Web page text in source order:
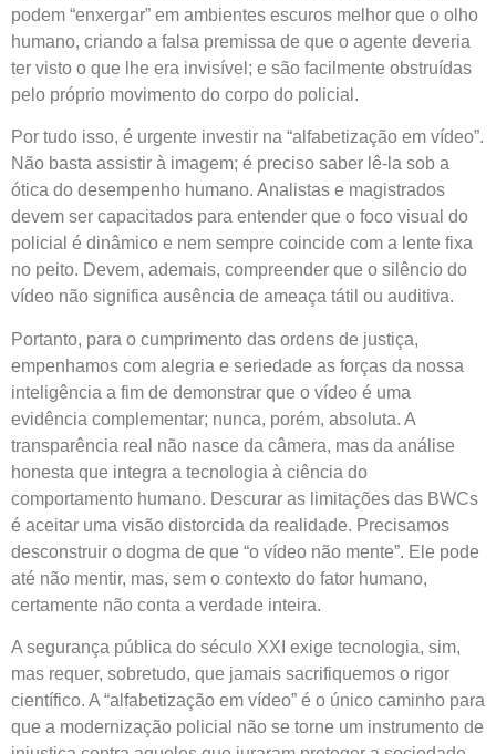
podem “enxergar” em ambientes escuros melhor que o olho
humano, criando a falsa premissa de que o agente deveria
ter visto o que lhe era invisível; e são facilmente obstruídas
pelo próprio movimento do corpo do policial.
Por tudo isso, é urgente investir na “alfabetização em vídeo”.
Não basta assistir à imagem; é preciso saber lê-la sob a
ótica do desempenho humano. Analistas e magistrados
devem ser capacitados para entender que o foco visual do
policial é dinâmico e nem sempre coincide com a lente fixa
no peito. Devem, ademais, compreender que o silêncio do
vídeo não significa ausência de ameaça tátil ou auditiva.
Portanto, para o cumprimento das ordens de justiça,
empenhamos com alegria e seriedade as forças da nossa
inteligência a fim de demonstrar que o vídeo é uma
evidência complementar; nunca, porém, absoluta. A
transparência real não nasce da câmera, mas da análise
honesta que integra a tecnologia à ciência do
comportamento humano. Descurar as limitações das BWCs
é aceitar uma visão distorcida da realidade. Precisamos
desconstruir o dogma de que “o vídeo não mente”. Ele pode
até não mentir, mas, sem o contexto do fator humano,
certamente não conta a verdade inteira.
A segurança pública do século XXI exige tecnologia, sim,
mas requer, sobretudo, que jamais sacrifiquemos o rigor
científico. A “alfabetização em vídeo” é o único caminho para
que a modernização policial não se torne um instrumento de